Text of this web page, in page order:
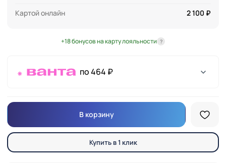
Картой онлайн
2 100 ₽
+18 бонусов на карту лояльности ?
по 464 ₽
В корзину
Купить в 1 клик